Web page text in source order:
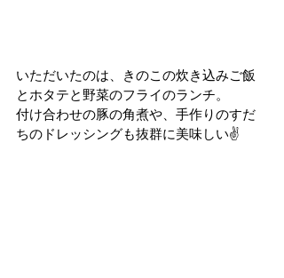
いただいたのは、きのこの炊き込みご飯
とホタテと野菜のフライのランチ。
付け合わせの豚の角煮や、手作りのすだ
ちのドレッシングも抜群に美味しい✌